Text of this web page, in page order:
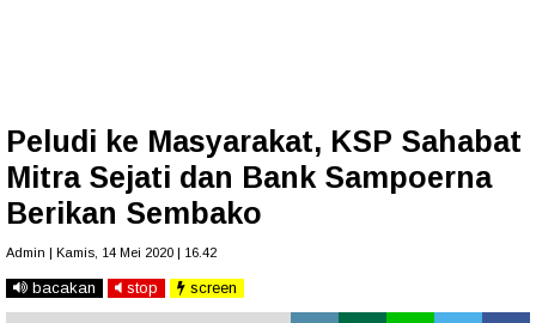
Peludi ke Masyarakat, KSP Sahabat
Mitra Sejati dan Bank Sampoerna
Berikan Sembako
Admin | Kamis, 14 Mei 2020 | 16.42
bacakan stop screen